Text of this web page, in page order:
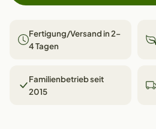
Fertigung/Versand in 2–
4 Tagen
Familienbetrieb seit
2015